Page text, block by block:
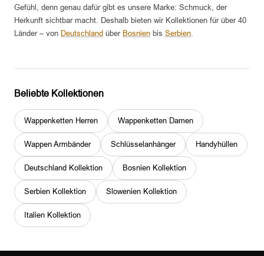
Gefühl, denn genau dafür gibt es unsere Marke: Schmuck, der
Herkunft sichtbar macht. Deshalb bieten wir Kollektionen für über 40
Länder – von Deutschland über Bosnien bis Serbien.
Beliebte Kollektionen
Wappenketten Herren Wappenketten Damen
Wappen Armbänder Schlüsselanhänger Handyhüllen
Deutschland Kollektion Bosnien Kollektion
Serbien Kollektion Slowenien Kollektion
Italien Kollektion